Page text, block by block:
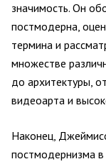
значимость. Он
постмодерна,
термина и
множестве
до архитектуры,
видеоарта и
Наконец,
постмодернизма в